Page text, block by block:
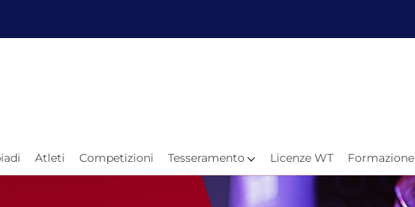
Home
Organigramma
Atleti Competizioni Tesseramento Licenze WT Formazione